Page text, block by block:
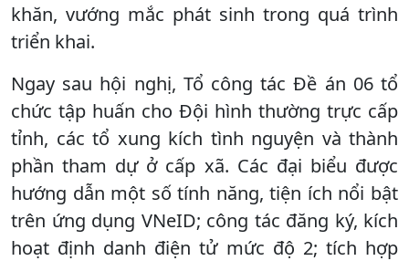
khăn, vướng mắc phát sinh trong quá trình
triển khai.
Ngay sau hội nghị, Tổ công tác Đề án 06 tổ
chức tập huấn cho Đội hình thường trực cấp
tỉnh, các tổ xung kích tình nguyện và thành
phần tham dự ở cấp xã. Các đại biểu được
hướng dẫn một số tính năng, tiện ích nổi bật
trên ứng dụng VNeID; công tác đăng ký, kích
hoạt định danh điện tử mức độ 2; tích hợp